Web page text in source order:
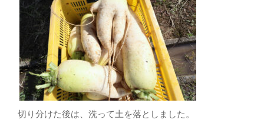
切り分けた後は、洗って土を落としました。